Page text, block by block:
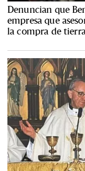
Denuncian que
empresa que
la compra de